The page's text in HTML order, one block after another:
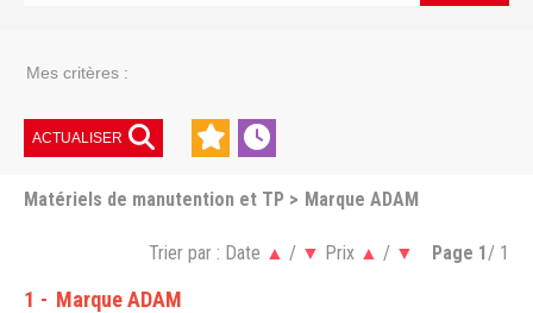
Mes critères :
ACTUALISER
Matériels de manutention et TP Marque ADAM
1 Marque ADAM
Trier par : Date ▲ / ▼ Prix ▲ / ▼ Page 1/ 1